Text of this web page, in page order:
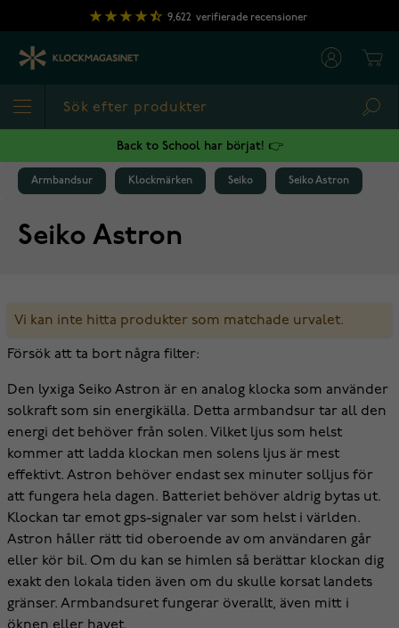
Hoppa till innehållet
9,622 verifierade recensioner
Back to School har börjat! 👉
Armbandsur Klockmärken Seiko Seiko Astron
Seiko Astron
Vi kan inte hitta produkter som matchade urvalet.
Försök att ta bort några filter:
Den lyxiga Seiko Astron är en analog klocka som använder
solkraft som sin energikälla. Detta armbandsur tar all den
energi det behöver från solen. Vilket ljus som helst
kommer att ladda klockan men solens ljus är mest
effektivt. Astron behöver endast sex minuter solljus för
att fungera hela dagen. Batteriet behöver aldrig bytas ut.
Klockan tar emot gps-signaler var som helst i världen.
Astron håller rätt tid oberoende av om användaren går
eller kör bil. Om du kan se himlen så berättar klockan dig
exakt den lokala tiden även om du skulle korsat landets
gränser. Armbandsuret fungerar överallt, även mitt i